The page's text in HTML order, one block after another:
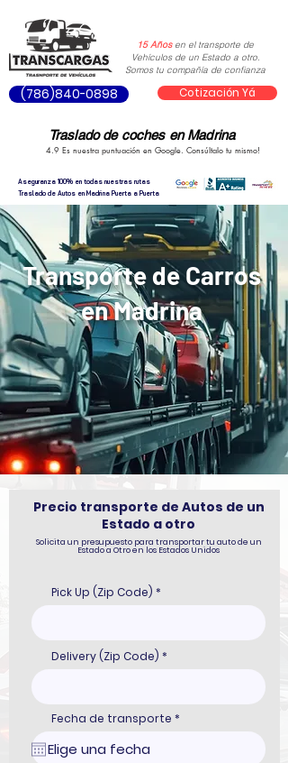
15 Añosen el transporte de
Vehículos de un Estado a otro.
Somos tu compañía de confianza
(786)840-0898 Cotización Yá
Traslado de coches en Madrina
4.9 Es nuestra puntuación en Google. Consúltalo tu mismo!
Aseguranza 100% en todas nuestras rutas
Traslado de Autos en Madrina Puerta a Puerta
Transporte de Carros
en Madrina
Precio transporte de Autos de un
Estado a otro
Solicita un presupuesto para transportar tu auto de un
Estado a Otro en los Estados Unidos
Pick Up (Zip Code)
Delivery (Zip Code)
Fecha de transporte *
e